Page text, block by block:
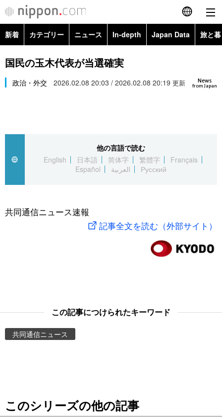
English
繁體字
العربية
社会
旅と暮らし
東京
新着 カテゴリー ニュース In-depth Japan Data 旅と
政治・外交
経済・ビジネス
社会
文化
科学・技術
暮らし
Images
お知らせ
国民の玉木代表が当選確実
News
from Japan
政治・外交 2026.02.08 20:03 / 2026.02.08 20:19 更新
他の言語で読む
English
日本語 简体字 繁體字
Français
Español
العربية Русский
共同通信ニュース速報
記事全文を読む（外部サイト）
この記事につけられたキーワード
共同通信ニュース
このシリーズの他の記事